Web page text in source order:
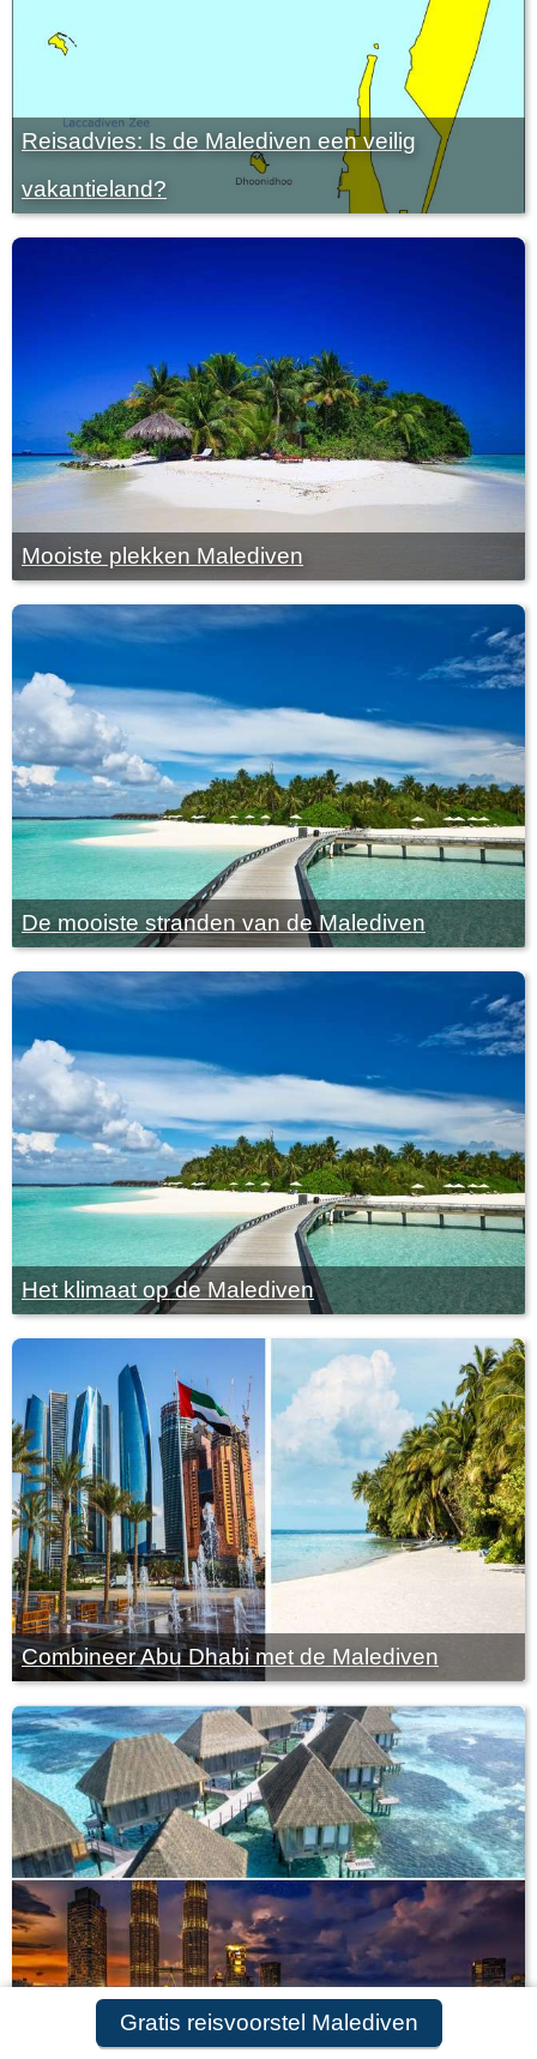
Gratis reisvoorstel Malediven
Reisadvies: Is de Malediven een veilig
vakantieland?
Mooiste plekken Malediven
De mooiste stranden van de Malediven
Het klimaat op de Malediven
Combineer Abu Dhabi met de Malediven
Combineer de Malediven met Maleisië